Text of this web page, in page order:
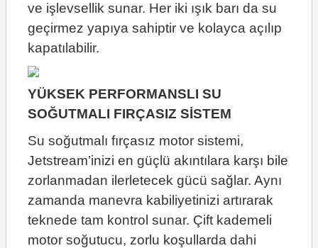
ve işlevsellik sunar. Her iki ışık barı da su
geçirmez yapıya sahiptir ve kolayca açılıp
kapatılabilir.
YÜKSEK PERFORMANSLI SU
SOĞUTMALI FIRÇASIZ SİSTEM
Su soğutmalı fırçasız motor sistemi,
Jetstream’inizi en güçlü akıntılara karşı bile
zorlanmadan ilerletecek gücü sağlar. Aynı
zamanda manevra kabiliyetinizi artırarak
teknede tam kontrol sunar. Çift kademeli
motor soğutucu, zorlu koşullarda dahi